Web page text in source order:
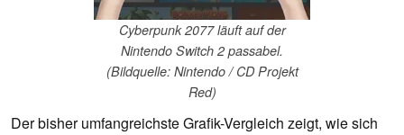
Cyberpunk 2077 läuft auf der
Nintendo Switch 2 passabel.
(Bildquelle: Nintendo / CD Projekt
Red)
Der bisher umfangreichste Grafik-Vergleich zeigt, wie sich